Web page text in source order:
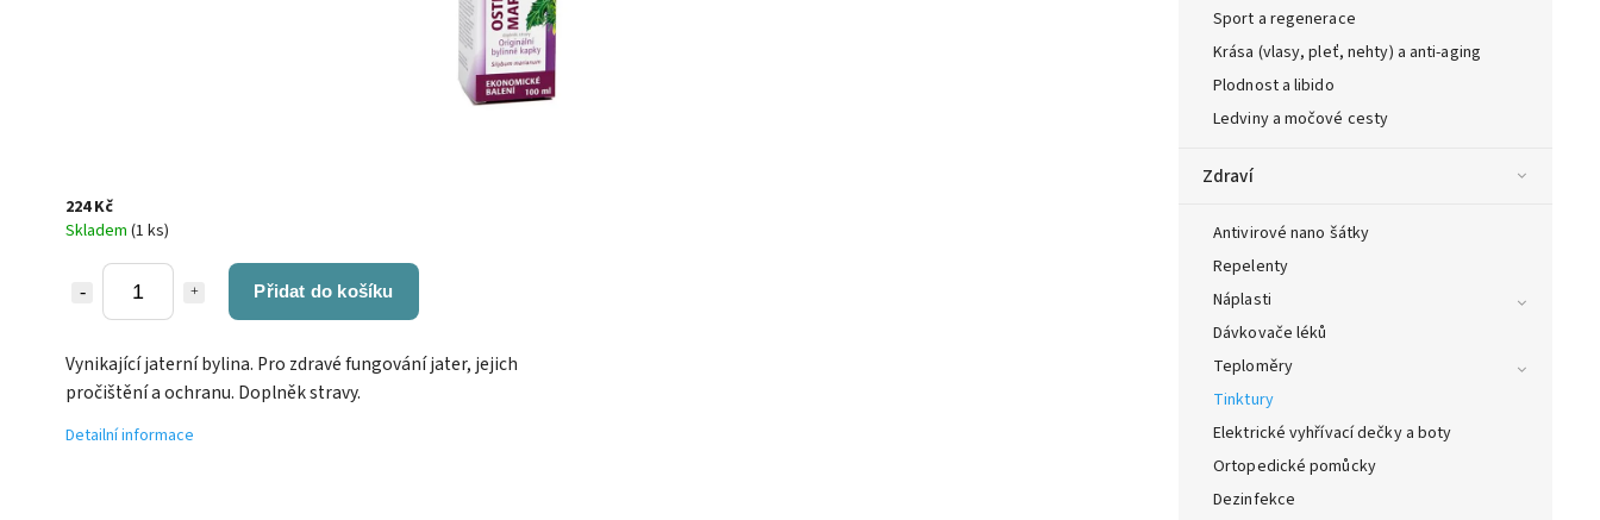
Sport a regenerace
Krása (vlasy, pleť, nehty) a anti-aging
Plodnost a libido
Ledviny a močové cesty
Zdraví
Antivirové nano šátky
Repelenty
Náplasti
Dávkovače léků
Teploměry
Tinktury
Elektrické vyhřívací dečky a boty
Ortopedické pomůcky
Dezinfekce
224 Kč
Skladem (1 ks)
Přidat do košíku
Vynikající jaterní bylina. Pro zdravé fungování jater, jejich
pročištění a ochranu. Doplněk stravy.
Detailní informace